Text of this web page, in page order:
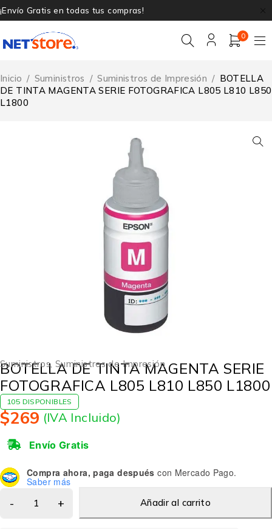
¡Envío Gratis en todas tus compras!
0
Inicio / Suministros / Suministros de Impresión / BOTELLA
DE TINTA MAGENTA SERIE FOTOGRAFICA L805 L810 L850
L1800
Suministros, Suministros de Impresión
BOTELLA DE TINTA MAGENTA SERIE
FOTOGRAFICA L805 L810 L850 L1800
105 DISPONIBLES
$269 (IVA Incluido)
Envío Gratis
Compra ahora, paga después con Mercado Pago.
Saber más
Añadir al carrito